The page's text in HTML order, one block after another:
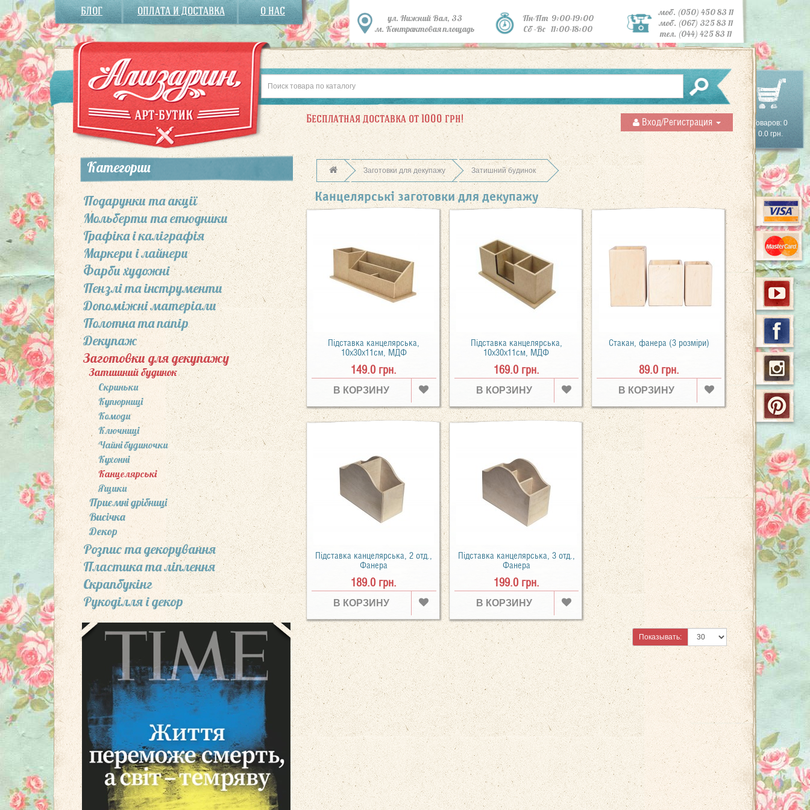
БЛОГ ОПЛАТА И ДОСТАВКА О НАС
ул. Нижний Вал, 33
м. Контрактовая площадь
Пн-Пт 9:00-19:00
Сб -Вс 11:00-18:00
моб. (050) 450 83 11
моб. (067) 325 83 11
тел. (044) 425 83 11
Товаров: 0
0.0 грн.
Бесплатная доставка от 1000 грн! Вход/Регистрация
Категории
Подарунки та акції
Мольберти та етюдники
Графіка і каліграфія
Маркери і лайнери
Фарби художні
Пензлі та інcтрументи
Допоміжні матеріали
Полотна та папір
Декупаж
Заготовки для декупажу
Затишний будинок
Скриньки
Купюрниці
Комоди
Ключниці
Чайні будиночки
Кухонні
Канцелярські
Ящики
Приємні дрібниці
Висічка
Декор
Розпис та декорування
Пластика та ліплення
Скрапбукінг
Рукоділля і декор
Заготовки для декупажу Затишний будинок
Канцелярські заготовки для декупажу
Підставка канцелярська,
10x30х11см, МДФ
149.0 грн.
В КОРЗИНУ
Підставка канцелярська,
10x30х11см, МДФ
169.0 грн.
В КОРЗИНУ
Стакан, фанера (3 розміри)
89.0 грн.
В КОРЗИНУ
Підставка канцелярська, 2 отд.,
Фанера
189.0 грн.
В КОРЗИНУ
Підставка канцелярська, 3 отд.,
Фанера
199.0 грн.
В КОРЗИНУ
Показывать: